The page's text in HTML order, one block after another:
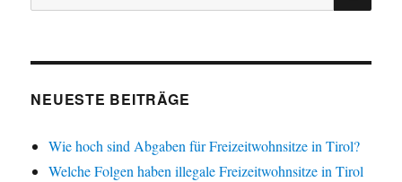
for:
NEUESTE BEITRÄGE
Wie hoch sind Abgaben für Freizeitwohnsitze in Tirol?
Welche Folgen haben illegale Freizeitwohnsitze in Tirol